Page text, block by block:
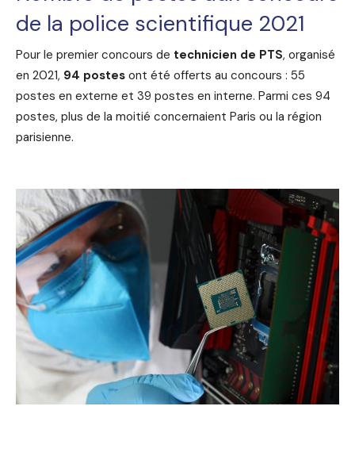
de la police scientifique 2021
Pour le premier concours de technicien de PTS, organisé
en 2021, 94 postes ont été offerts au concours : 55
postes en externe et 39 postes en interne. Parmi ces 94
postes, plus de la moitié concernaient Paris ou la région
parisienne.